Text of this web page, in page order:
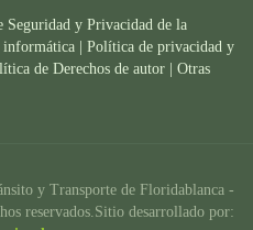
Seguridad y Privacidad de la
informática
Política de privacidad y
de Derechos de autor |
Otras
y Transporte de Floridablanca -
reservados.Sitio desarrollado por: